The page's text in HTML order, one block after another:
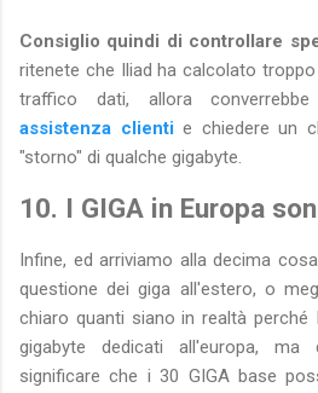
Consiglio quindi di controllare
ritenete che Iliad ha calcolato
traffico dati, allora converrebbe
assistenza clientie chiedere un
"storno" di qualche gigabyte.
10. I GIGA in Europa
Infine, ed arriviamo alla decima
questione dei giga all'estero, o
chiaro quanti siano in realtà
gigabyte dedicati all'europa, ma
significare che i 30 GIGA base